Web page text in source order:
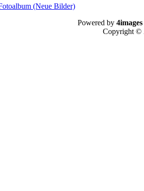
Powered by 4images
Copyright ©